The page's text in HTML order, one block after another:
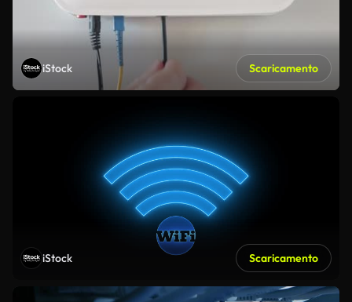
iStock Scaricamento
iStock Scaricamento